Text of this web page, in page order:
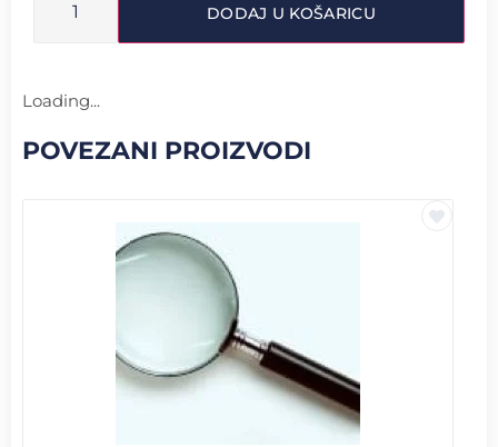
DODAJ U KOŠARICU
Loading...
POVEZANI PROIZVODI